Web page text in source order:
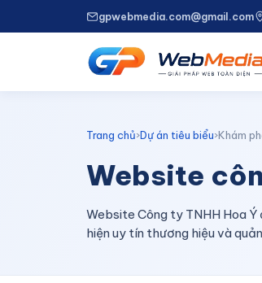
gpwebmedia.com@gmail.com
Trang chủ›Dự án tiêu biểu›Khám
Website
Website Công ty TNHH Hoa
hiện uy tín thương hiệu và